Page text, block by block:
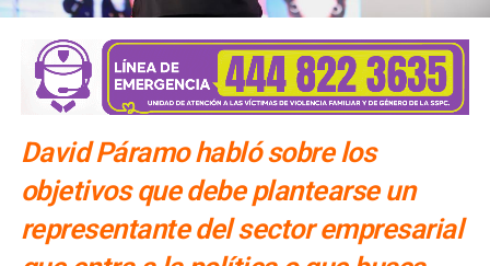
David Páramo habló sobre los
objetivos que debe plantearse un
representante del sector empresarial